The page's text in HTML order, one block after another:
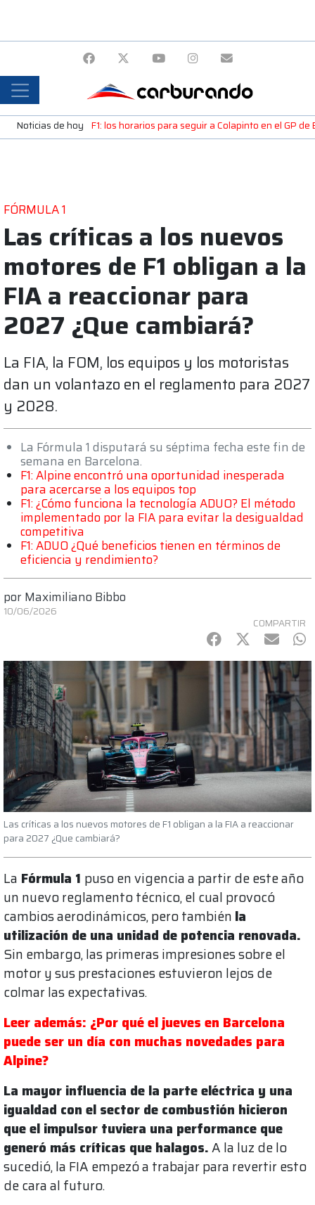
Noticias de hoy F1: los horarios para seguir a Colapinto en el GP de
FÓRMULA 1
Las críticas a los nuevos
motores de F1 obligan a la
FIA a reaccionar para
2027 ¿Que cambiará?
La FIA, la FOM, los equipos y los motoristas
dan un volantazo en el reglamento para 2027
y 2028.
La Fórmula 1 disputará su séptima fecha este fin de
semana en Barcelona.
F1: Alpine encontró una oportunidad inesperada
para acercarse a los equipos top
F1: ¿Cómo funciona la tecnología ADUO? El método
implementado por la FIA para evitar la desigualdad
competitiva
F1: ADUO ¿Qué beneficios tienen en términos de
eficiencia y rendimiento?
por Maximiliano Bibbo
10/06/2026
COMPARTIR
Facebook
Twitter
mail
Las críticas a los nuevos motores de F1 obligan a la FIA a reaccionar
para 2027 ¿Que cambiará?
La Fórmula 1 puso en vigencia a partir de este año
un nuevo reglamento técnico, el cual provocó
cambios aerodinámicos, pero también la
utilización de una unidad de potencia renovada.
Sin embargo, las primeras impresiones sobre el
motor y sus prestaciones estuvieron lejos de
colmar las expectativas.
Leer además: ¿Por qué el jueves en Barcelona
puede ser un día con muchas novedades para
Alpine?
La mayor influencia de la parte eléctrica y una
igualdad con el sector de combustión hicieron
que el impulsor tuviera una performance que
generó más críticas que halagos.A la luz de lo
sucedió, la FIA empezó a trabajar para revertir esto
de cara al futuro.